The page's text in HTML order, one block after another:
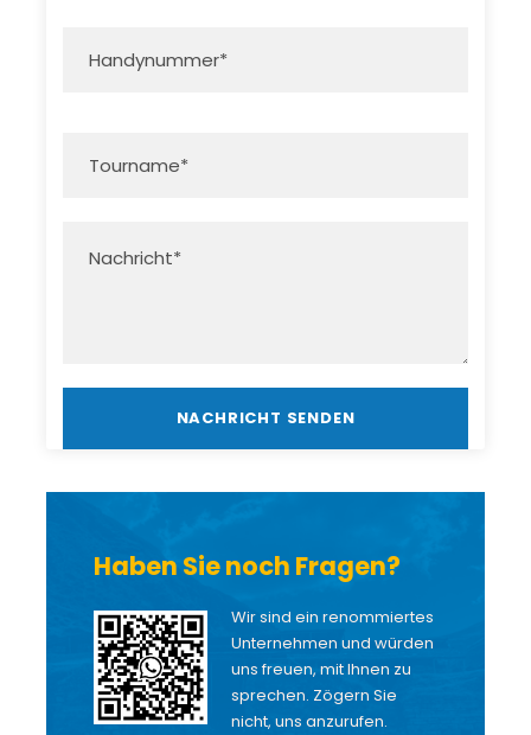
Haben Sie noch Fragen?
Wir sind ein renommiertes
Unternehmen und würden
uns freuen, mit Ihnen zu
sprechen. Zögern Sie
nicht, uns anzurufen.